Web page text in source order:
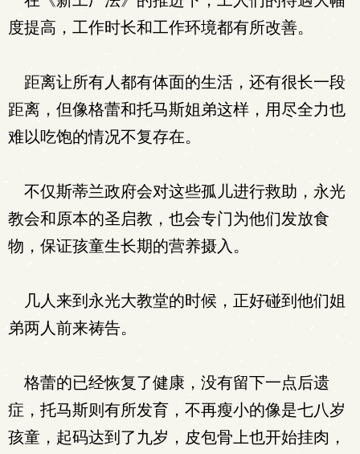
度提高，工作时长和工作环境都有所改善。
距离让所有人都有体面的生活，还有很长一段
距离，但像格蕾和托马斯姐弟这样，用尽全力也
难以吃饱的情况不复存在。
不仅斯蒂兰政府会对这些孤儿进行救助，永光
教会和原本的圣启教，也会专门为他们发放食
物，保证孩童生长期的营养摄入。
几人来到永光大教堂的时候，正好碰到他们姐
弟两人前来祷告。
格蕾的已经恢复了健康，没有留下一点后遗
症，托马斯则有所发育，不再瘦小的像是七八岁
孩童，起码达到了九岁，皮包骨上也开始挂肉，